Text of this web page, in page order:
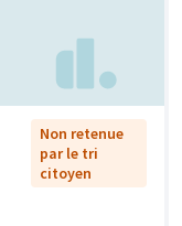
Non retenue
par le tri
citoyen